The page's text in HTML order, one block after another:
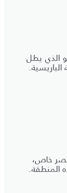
الذي يطل
خاص،
المنطقة.